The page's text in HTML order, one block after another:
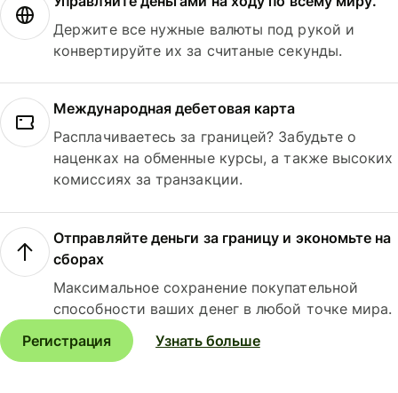
Держите все нужные валюты под рукой и
конвертируйте их за считаные секунды.
Международная дебетовая карта
Расплачиваетесь за границей? Забудьте о
наценках на обменные курсы, а также высоких
комиссиях за транзакции.
Отправляйте деньги за границу и экономьте на
сборах
Максимальное сохранение покупательной
способности ваших денег в любой точке мира.
Регистрация
Узнать больше